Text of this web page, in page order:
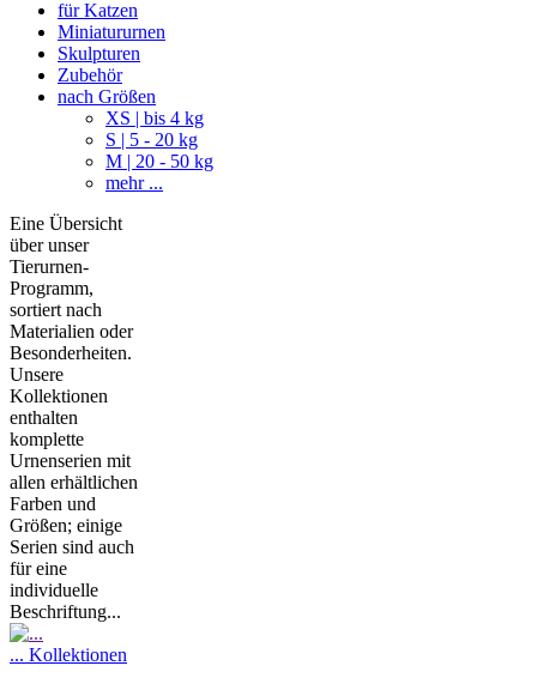
für Katzen
Miniatururnen
Skulpturen
Zubehör
nach Größen
XS | bis 4 kg
S | 5 - 20 kg
M | 20 - 50 kg
mehr ...
Eine Übersicht
über unser
Tierurnen-
Programm,
sortiert nach
Materialien oder
Besonderheiten.
Unsere
Kollektionen
enthalten
komplette
Urnenserien mit
allen erhältlichen
Farben und
Größen; einige
Serien sind auch
für eine
individuelle
Beschriftung...
... Kollektionen